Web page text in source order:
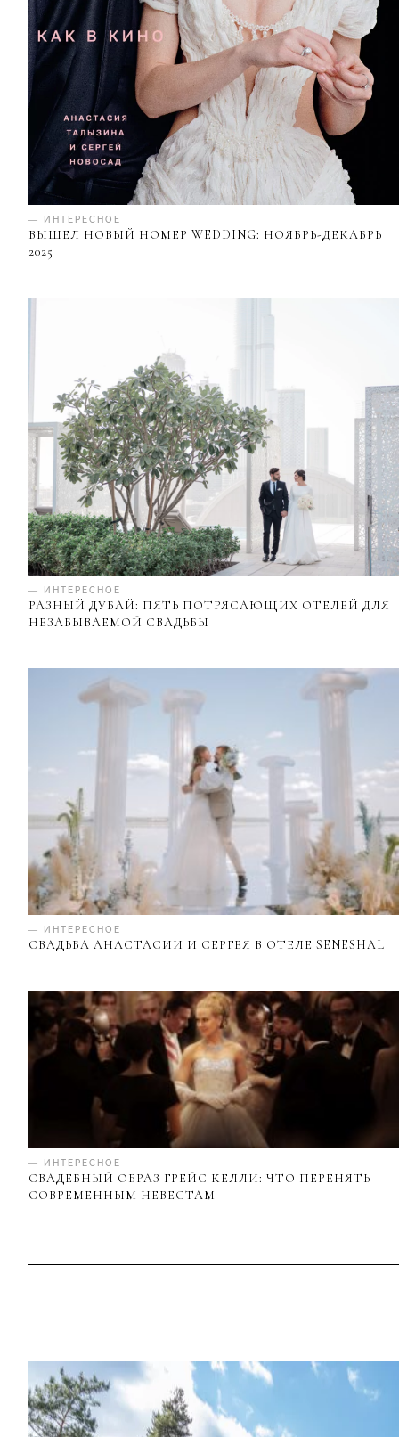
— ИНТЕРЕСНОЕ
ВЫШЕЛ НОВЫЙ НОМЕР WEDDING: НОЯБРЬ-ДЕКАБРЬ
2025
— ИНТЕРЕСНОЕ
РАЗНЫЙ ДУБАЙ: ПЯТЬ ПОТРЯСАЮЩИХ ОТЕЛЕЙ ДЛЯ
НЕЗАБЫВАЕМОЙ СВАДЬБЫ
— ИНТЕРЕСНОЕ
СВАДЬБА АНАСТАСИИ И СЕРГЕЯ В ОТЕЛЕ SENESHAL
— ИНТЕРЕСНОЕ
СВАДЕБНЫЙ ОБРАЗ ГРЕЙС КЕЛЛИ: ЧТО ПЕРЕНЯТЬ
СОВРЕМЕННЫМ НЕВЕСТАМ